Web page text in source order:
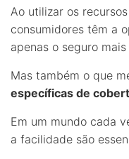
Ao utilizar os
consumidores têm a
apenas o seguro
Mas também o que
específicas de
Em um mundo cada
a facilidade são